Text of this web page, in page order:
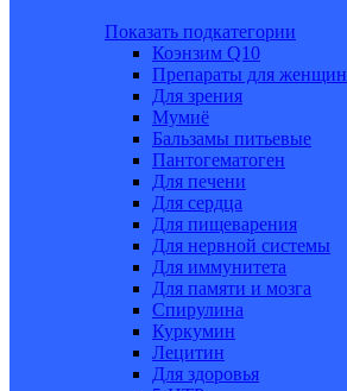
Показать подкатегории
Коэнзим Q10
Препараты для женщин
Для зрения
Мумиё
Бальзамы питьевые
Пантогематоген
Для печени
Для сердца
Для пищеварения
Для нервной системы
Для иммунитета
Для памяти и мозга
Спирулина
Куркумин
Лецитин
Для здоровья